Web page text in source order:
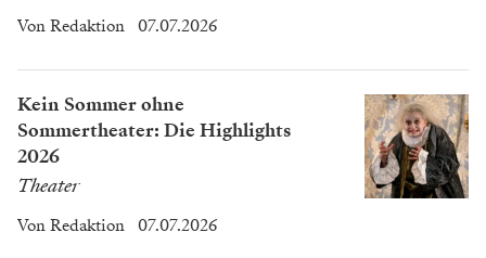
Von Redaktion 07.07.2026
Kein Sommer ohne
Sommertheater: Die Highlights
2026
Theater
Von Redaktion 07.07.2026